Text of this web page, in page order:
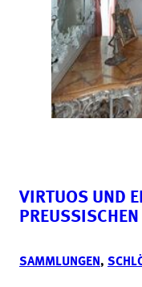
VIRTUOS UND
SAMMLUNGEN,